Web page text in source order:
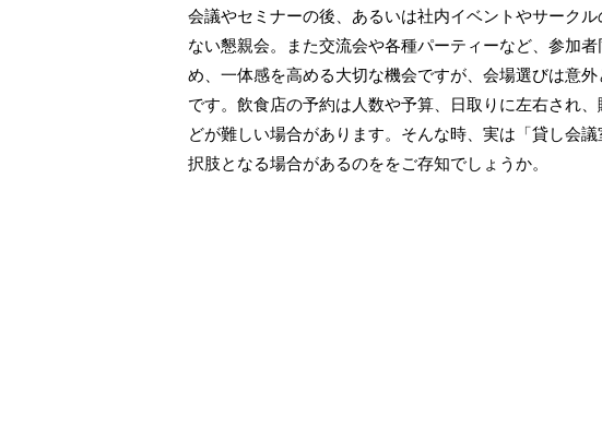
会議やセミナーの後、あるいは社内イベントやサーク
ない懇親会。また交流会や各種パーティーなど、参加
め、一体感を高める大切な機会ですが、会場選びは意
です。飲食店の予約は人数や予算、日取りに左右され
どが難しい場合があります。そんな時、実は「貸し会
択肢となる場合があるのををご存知でしょうか。